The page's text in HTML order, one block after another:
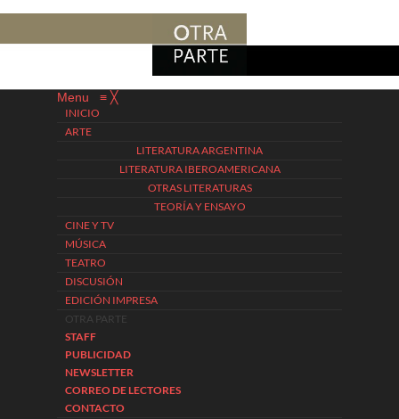
Menu ≡ ╳
INICIO
ARTE
LITERATURA ARGENTINA
LITERATURA IBEROAMERICANA
OTRAS LITERATURAS
TEORÍA Y ENSAYO
CINE Y TV
MÚSICA
TEATRO
DISCUSIÓN
EDICIÓN IMPRESA
OTRA PARTE
STAFF
PUBLICIDAD
NEWSLETTER
CORREO DE LECTORES
CONTACTO